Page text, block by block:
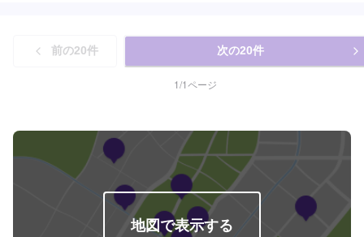
前の20件 次の20件
1/1ページ
地図で表示する